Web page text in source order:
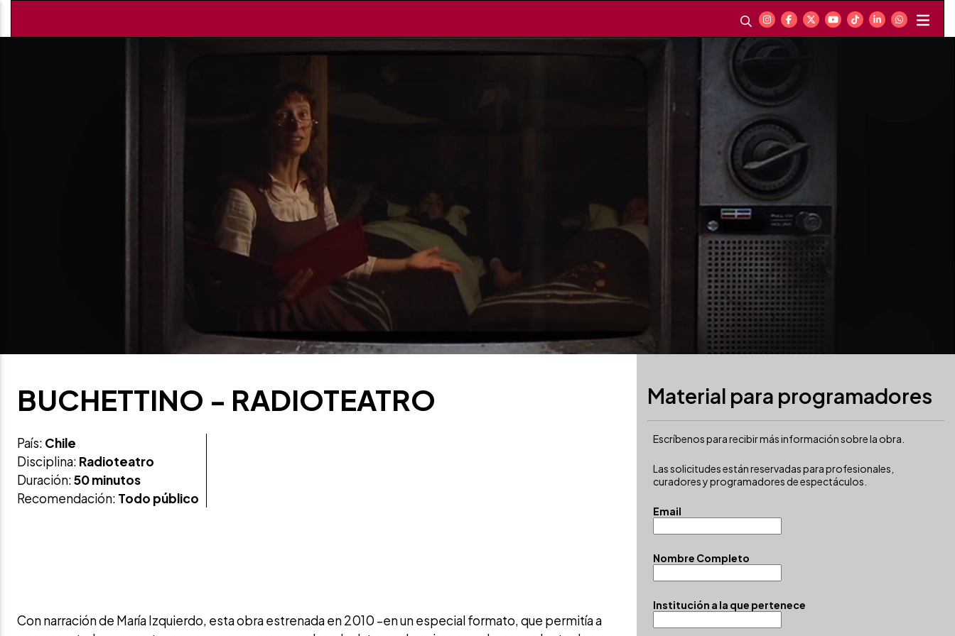
BUCHETTINO - RADIOTEATRO
País: Chile
Disciplina: Radioteatro
Duración:50 minutos
Recomendación: Todo público
Con narración de María Izquierdo, esta obra estrenada en 2010 –en un especial formato, que permitía a
Material para programadores
Escríbenos para recibir más información sobre la obra.
Las solicitudes están reservadas para profesionales,
curadores y programadores de espectáculos.
Email
Nombre Completo
Institución a la que pertenece